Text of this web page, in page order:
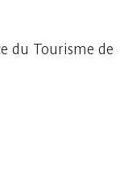
du Tourisme de